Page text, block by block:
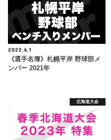
2022.6.1
《選手名簿》札幌平岸 野球部メ
ンバー 2021年
北海道大会